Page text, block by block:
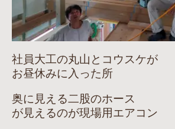
社員大工の丸山とコウスケが
お昼休みに入った所
奥に見える二股のホース
が見えるのが現場用エアコン